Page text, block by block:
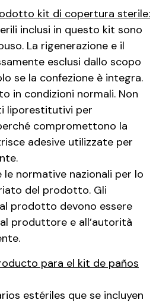
kit di copertura sterile:
inclusi in questo kit sono
La rigenerazione e il
esclusi dallo scopo
se la confezione è integra.
in condizioni normali. Non
liporestitutivi per
compromettono la
adesive utilizzate per
normative nazionali per lo
del prodotto. Gli
prodotto devono essere
produttore e all’autorità
para el kit de paños
estériles que se incluyen